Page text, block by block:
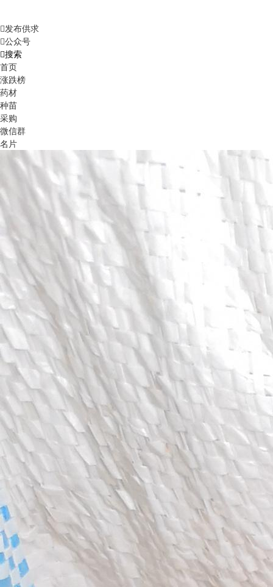
发布供求
公众号
搜索
首页
涨跌榜
药材
种苗
采购
微信群
名片